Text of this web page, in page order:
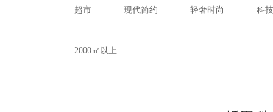
超市 现代简约 轻奢时尚 科
2000㎡以上